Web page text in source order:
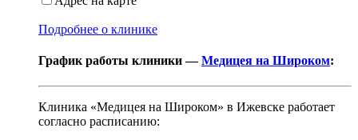
Подробнее о клинике
График работы клиники —Медицея на Широком:
Клиника «Медицея на Широком» в Ижевске работает
согласно расписанию: